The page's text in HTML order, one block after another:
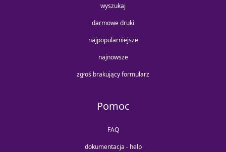
wyszukaj
darmowe druki
najpopularniejsze
najnowsze
zgłoś brakujący formularz
Pomoc
FAQ
dokumentacja - help